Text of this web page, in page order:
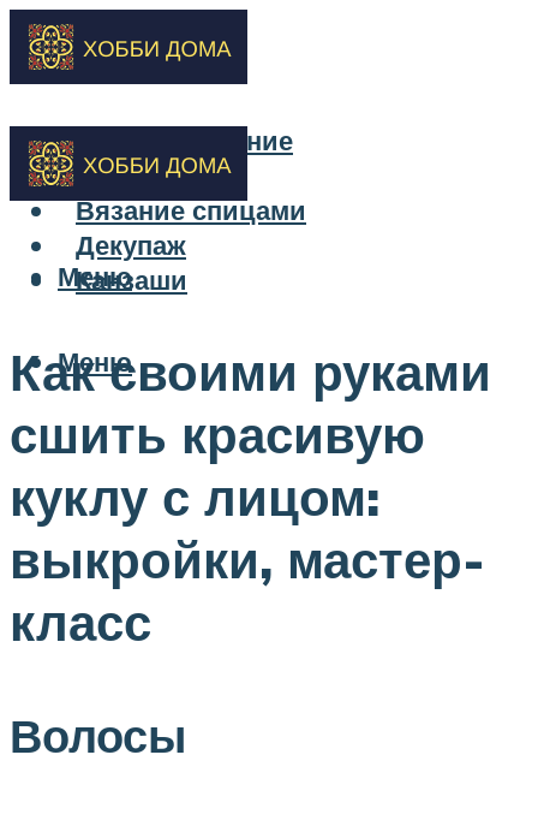
Бисероплетение
Вышивка
Вязание спицами
Декупаж
Канзаши
Меню
Меню
Как своими руками
сшить красивую
куклу с лицом:
выкройки, мастер-
класс
Волосы